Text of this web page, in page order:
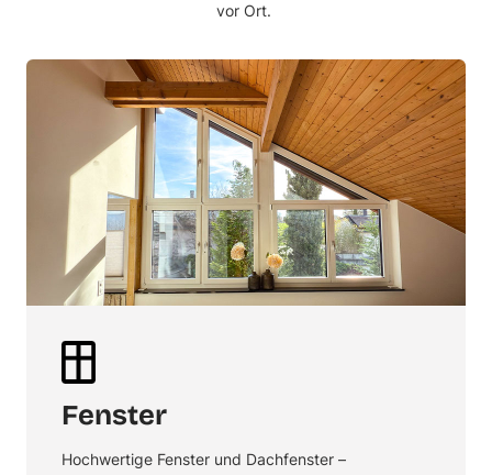
vor Ort.
Fenster
Hochwertige Fenster und Dachfenster –